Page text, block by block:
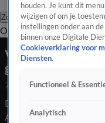
Zoeken
OverzichtEntertainment
Vandaag Inside-
7 mei 2026, 22:45
De Vandaag Inside-tafel
Ali B en Peter Gillis.
houden. Je kunt dit
wijzigen of om je
instellingen onder aan
binnen onze Digitale
Cookieverklaring voor
Diensten.
Functioneel &
Analytisch